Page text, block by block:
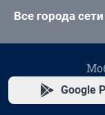
Все города сети
Google